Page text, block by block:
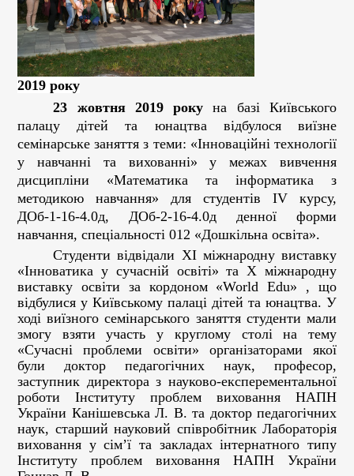
2019 року
23 жовтня 2019 рокуна базі Київського
палацу дітей та юнацтва відбулося виїзне
семінарське заняття з теми: «Інноваційні технології
у навчанні та вихованні» у межах
вивчення
дисципліни «Математика та інформатика з
методикою навчання» для студентів ІV курсу,
ДОб-1-16-4.0д, ДОб-2-16-4.0д денної форми
навчання, спеціальності 012 «Дошкільна освіта».
Студенти відвідали ХІ міжнародну виставку
«Інноватика у сучасній освіті» та Х міжнародну
виставку освіти за кордоном «World Edu»
, що
відбулися у Київському палаці дітей та юнацтва. У
ході виїзногосемінарського заняття студенти мали
змогу взяти участь у круглому столі на тему
«Сучасні проблеми освіти» організаторами якої
були доктор педагогічних наук, професор,
заступник директора з науково-експерементальної
роботи Інституту проблем виховання НАПН
України Канішевська Л. В. та доктор педагогічних
наук, старший науковий співробітник Лабораторія
виховання у сім’ї та закладах інтернатного типу
Інституту проблем виховання НАПН України